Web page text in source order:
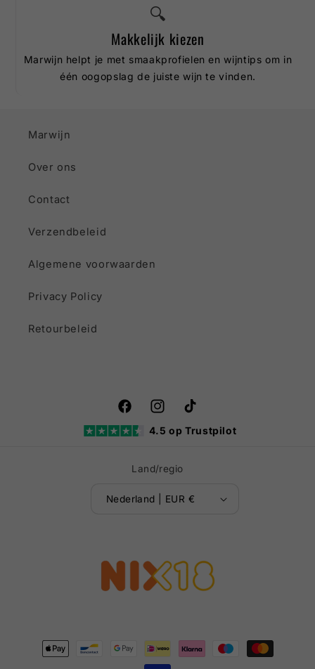
🔍
Makkelijk kiezen
Marwijn helpt je met smaakprofielen en wijntips om in
één oogopslag de juiste wijn te vinden.
Marwijn
Over ons
Contact
Verzendbeleid
Algemene voorwaarden
Privacy Policy
Retourbeleid
FacebookInstagramTikTok
4.5 op Trustpilot
Land/regio
Nederland | EUR €
Betaalmethoden